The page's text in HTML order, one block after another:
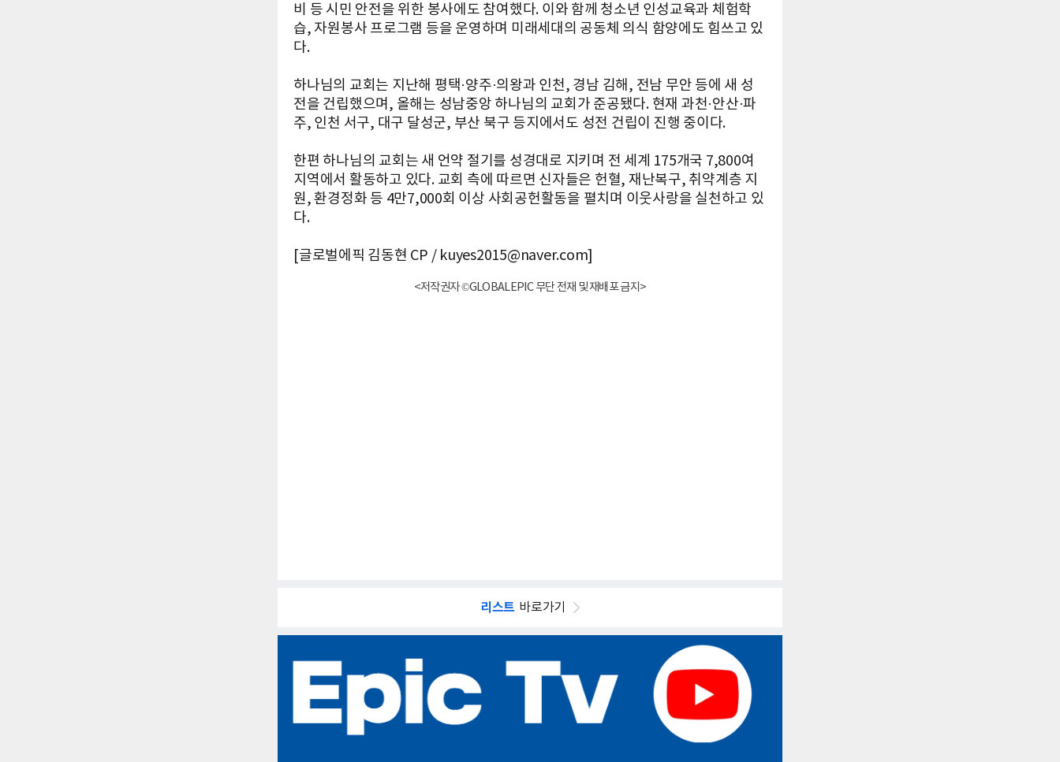
비 등 시민 안전을 위한 봉사에도 참여했다. 이와 함께 청소년 인성교육과 체험학
습, 자원봉사 프로그램 등을 운영하며 미래세대의 공동체 의식 함양에도 힘쓰고 있
다.
하나님의 교회는 지난해 평택·양주·의왕과 인천, 경남 김해, 전남 무안 등에 새 성
전을 건립했으며, 올해는 성남중앙 하나님의 교회가 준공됐다. 현재 과천·안산·파
주, 인천 서구, 대구 달성군, 부산 북구 등지에서도 성전 건립이 진행 중이다.
한편 하나님의 교회는 새 언약 절기를 성경대로 지키며 전 세계 175개국 7,800여
지역에서 활동하고 있다. 교회 측에 따르면 신자들은 헌혈, 재난복구, 취약계층 지
원, 환경정화 등 4만7,000회 이상 사회공헌활동을 펼치며 이웃사랑을 실천하고 있
다.
[글로벌에픽 김동현 CP / kuyes2015@naver.com]
<저작권자 ©GLOBALEPIC 무단 전재 및 재배포 금지>
리스트 바로가기